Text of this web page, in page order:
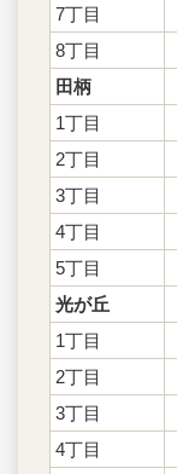
7丁目
8丁目
田柄
1丁目
2丁目
3丁目
4丁目
5丁目
光が丘
1丁目
2丁目
3丁目
4丁目